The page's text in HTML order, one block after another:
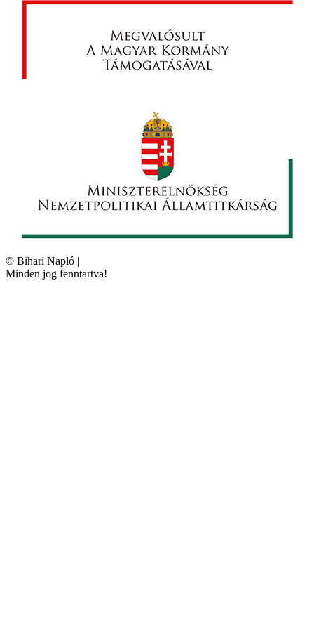
© Bihari Napló |
Minden jog fenntartva!